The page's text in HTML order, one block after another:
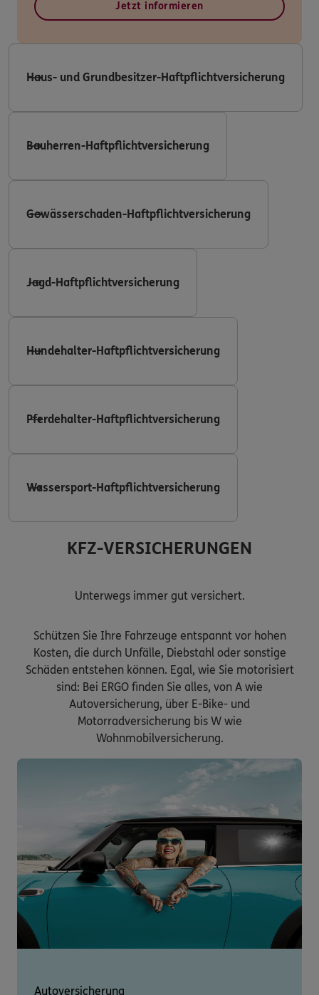
Jetzt informieren
Haus- und Grundbesitzer-Haftpflichtversicherung
Bauherren-Haftpflichtversicherung
Gewässerschaden-Haftpflichtversicherung
Jagd-Haftpflichtversicherung
Hundehalter-Haftpflichtversicherung
Pferdehalter-Haftpflichtversicherung
Wassersport-Haftpflichtversicherung
KFZ-VERSICHERUNGEN
Unterwegs immer gut versichert.
Schützen Sie Ihre Fahrzeuge entspannt vor hohen
Kosten, die durch Unfälle, Diebstahl oder sonstige
Schäden entstehen können. Egal, wie Sie motorisiert
sind: Bei ERGO finden Sie alles, von A wie
Autoversicherung, über E-Bike- und
Motorradversicherung bis W wie
Wohnmobilversicherung.
Autoversicherung